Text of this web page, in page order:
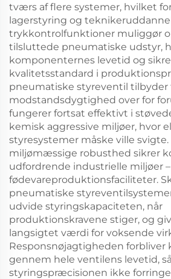
tværs af flere systemer, hvilket
lagerstyring og
trykkontrolfunktioner muliggør
tilsluttede pneumatiske udstyr,
komponenternes levetid og
kvalitetsstandard i
pneumatiske styreventil tilbyder
modstandsdygtighed over for
fungerer fortsat effektivt i
kemisk aggressive miljøer, hvor
styresystemer måske ville
miljømæssige robusthed sikrer
udfordrende industrielle miljøer
fødevareproduktionsfaciliteter.
pneumatiske
udvide styringskapaciteten, når
produktionskravene stiger, og
langsigtet værdi for voksende
Responsnøjagtigheden forbliver
gennem hele ventilens levetid,
styringspræcisionen ikke